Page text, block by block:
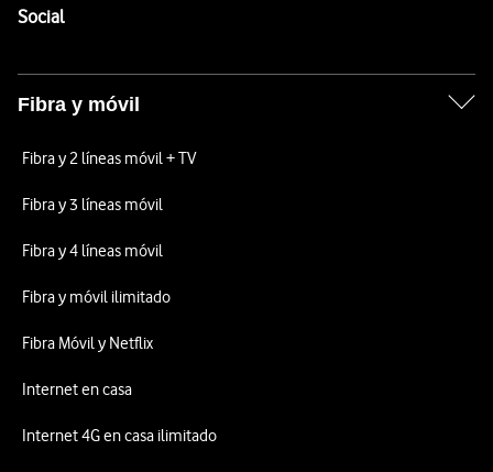
SocialEnlaces a las redes sociales de Vodafone
Fibra y móvil
Fibra y 2 líneas móvil + TV
Fibra y 3 líneas móvil
Fibra y 4 líneas móvil
Fibra y móvil ilimitado
Fibra Móvil y Netflix
Internet en casa
Internet 4G en casa ilimitado